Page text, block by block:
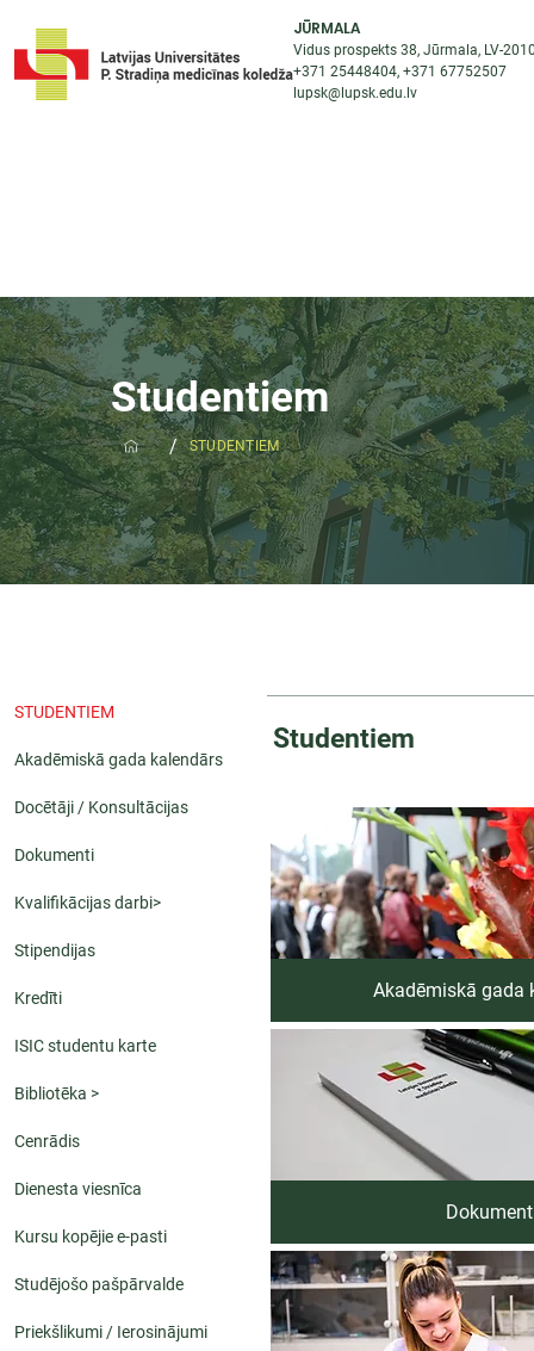
JŪRMALA
Vidus prospekts 38, Jūrmala, LV-
+371 25448404, +371 67752507
lupsk@lupsk.edu.lv
Studentiem
/ STUDENTIEM
STUDENTIEM
Akadēmiskā gada kalendārs
Docētāji / Konsultācijas
Dokumenti
Kvalifikācijas darbi>
Stipendijas
Kredīti
ISIC studentu karte
Bibliotēka >
Cenrādis
Dienesta viesnīca
Kursu kopējie e-pasti
Studējošo pašpārvalde
Priekšlikumi / Ierosinājumi
Studentiem
Akadēmiskā gada